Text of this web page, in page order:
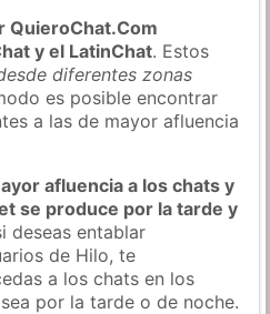
QuieroChat.Com
y el LatinChat. Estos
diferentes zonas
es posible encontrar
a las de mayor afluencia
afluencia a los chats y
se produce por la tarde y
deseas entablar
de Hilo, te
a los chats en los
por la tarde o de noche.